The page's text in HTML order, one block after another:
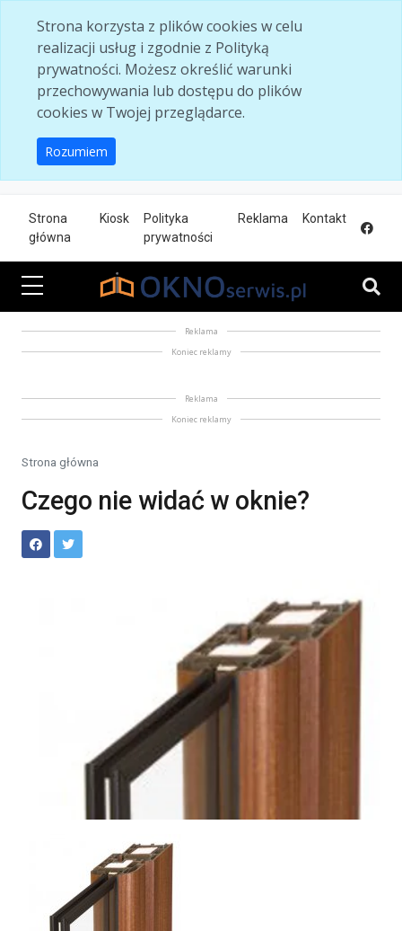
Strona korzysta z plików cookies w celu
realizacji usług i zgodnie z Polityką
prywatności. Możesz określić warunki
przechowywania lub dostępu do plików
cookies w Twojej przeglądarce.
Rozumiem
Strona
główna
Kiosk
Polityka
prywatności
Reklama Kontakt
Reklama
Koniec reklamy
Reklama
Koniec reklamy
Strona główna
Czego nie widać w oknie?